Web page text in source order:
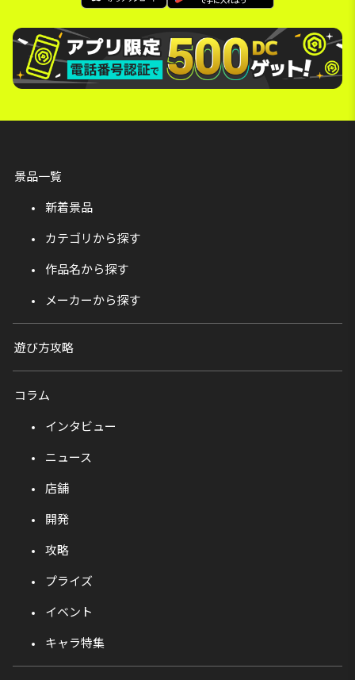
景品一覧
新着景品
カテゴリから探す
作品名から探す
メーカーから探す
遊び方攻略
コラム
インタビュー
ニュース
店舗
開発
攻略
プライズ
イベント
キャラ特集